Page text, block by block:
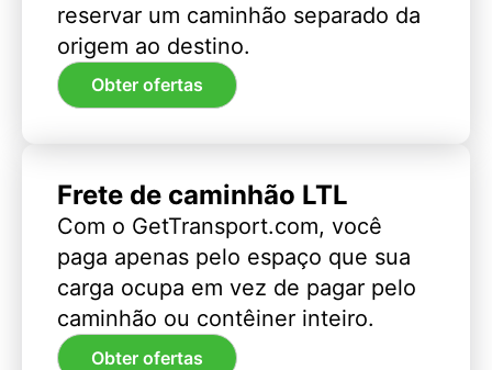
reservar um caminhão separado da
origem ao destino.
Obter ofertas
Frete de caminhão LTL
Com o GetTransport.com, você
paga apenas pelo espaço que sua
carga ocupa em vez de pagar pelo
caminhão ou contêiner inteiro.
Obter ofertas